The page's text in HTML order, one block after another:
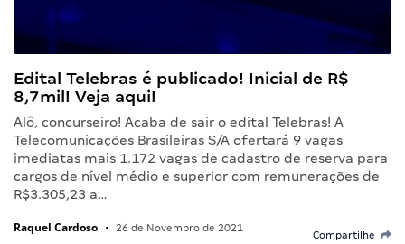
Edital Telebras é publicado! Inicial de R$
8,7mil! Veja aqui!
Alô, concurseiro! Acaba de sair o edital Telebras! A
Telecomunicações Brasileiras S/A ofertará 9 vagas
imediatas mais 1.172 vagas de cadastro de reserva para
cargos de nível médio e superior com remunerações de
R$3.305,23 a…
Raquel Cardoso • 26 de Novembro de 2021
Compartilhe